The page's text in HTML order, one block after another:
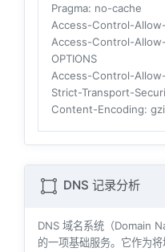
Pragma: no-cache
Access-Control-
Access-Control-
OPTIONS
Access-Control-
Strict-Transport-
Content-Encoding:
DNS 记录分析
DNS 域名系统（Domain
的一项基础服务。它作为